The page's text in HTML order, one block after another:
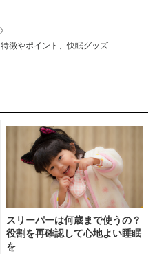
徴やポイント、快眠グッズ
スリーパーは何歳まで使うの？
役割を再確認して心地よい睡眠
を